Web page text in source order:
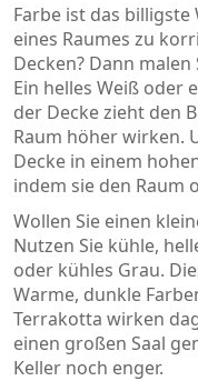
Farbe ist das
eines Raumes zu
Decken? Dann
Ein helles Weiß oder
der Decke zieht den
Raum höher wirken.
Decke in einem
indem sie den Raum
Wollen Sie einen
Nutzen Sie kühle,
oder kühles Grau.
Warme, dunkle
Terrakotta wirken
einen großen Saal
Keller noch enger.